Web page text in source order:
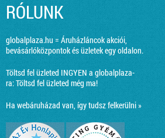
RÓLUNK
globalplaza.hu = Áruházláncok akciói,
bevásárlóközpontok és üzletek egy oldalon.
Töltsd fel üzleted INGYEN a globalplaza-
ra:Töltsd fel üzleted még ma!
Ha webáruházad van, így tudsz felkerülni »